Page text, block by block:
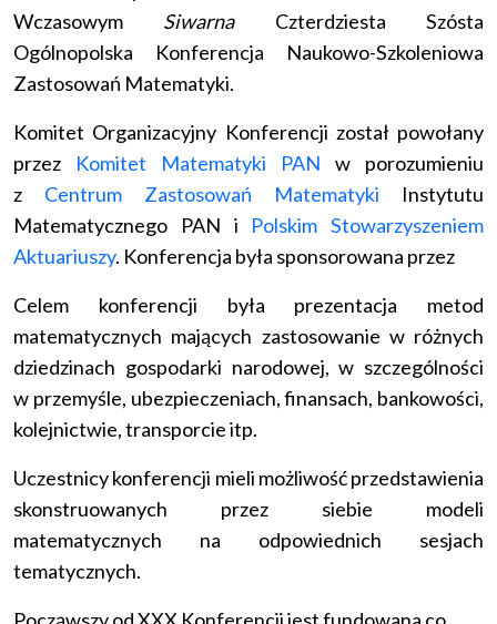
Wczasowym SiwarnaCzterdziesta Szósta
Ogólnopolska Konferencja Naukowo-Szkoleniowa
Zastosowań Matematyki.
Komitet Organizacyjny Konferencji został powołany
przez Komitet Matematyki PAN w porozumieniu
z Centrum Zastosowań Matematyki Instytutu
Matematycznego PAN i Polskim Stowarzyszeniem
Aktuariuszy. Konferencja była sponsorowana przez
Celem konferencji była prezentacja metod
matematycznych mających zastosowanie w różnych
dziedzinach gospodarki narodowej, w szczególności
w przemyśle, ubezpieczeniach, finansach, bankowości,
kolejnictwie, transporcie itp.
Uczestnicy konferencji mieli możliwość przedstawienia
skonstruowanych przez siebie modeli
matematycznych na odpowiednich sesjach
tematycznych.